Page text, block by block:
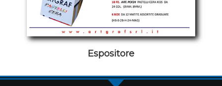
Espositore